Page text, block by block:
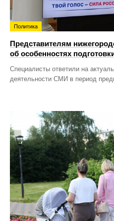
Политика
Представителям
об особенностях
Специалисты ответили на
деятельности СМИ в период